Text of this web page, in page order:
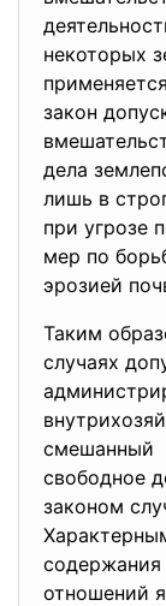
некоторых
закон
дела
лишь в
при угрозе
мер по
эрозией
Таким
случаях
смешанный
свободное
законом
отношений